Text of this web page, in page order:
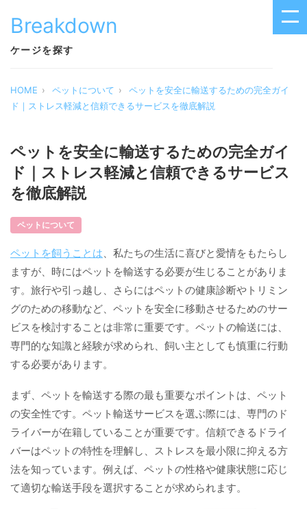
Breakdown
ケージを探す
HOME ペットについて
ペットを安全に輸送するための完全ガイ
ド｜ストレス軽減と信頼できるサービスを徹底解説
ペットを安全に輸送するための完全ガイ
ド｜ストレス軽減と信頼できるサービス
を徹底解説
ペットについて
ペットを飼うことは、私たちの生活に喜びと愛情をもたらし
ますが、時にはペットを輸送する必要が生じることがありま
す。旅行や引っ越し、さらにはペットの健康診断やトリミン
グのための移動など、ペットを安全に移動させるためのサー
ビスを検討することは非常に重要です。ペットの輸送には、
専門的な知識と経験が求められ、飼い主としても慎重に行動
する必要があります。
まず、ペットを輸送する際の最も重要なポイントは、ペット
の安全性です。ペット輸送サービスを選ぶ際には、専門のド
ライバーが在籍していることが重要です。信頼できるドライ
バーはペットの特性を理解し、ストレスを最小限に抑える方
法を知っています。例えば、ペットの性格や健康状態に応じ
て適切な輸送手段を選択することが求められます。